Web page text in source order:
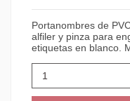
Portanombres de
alfiler y pinza para
etiquetas en blanco.